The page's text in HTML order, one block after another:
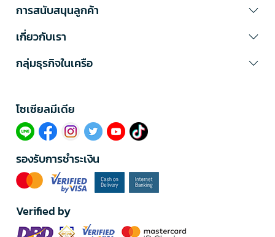
การสนับสนุนลูกค้า
เกี่ยวกับเรา
กลุ่มธุรกิจในเครือ
โซเซียลมีเดีย​
รองรับการชำระเงิน
Verified by